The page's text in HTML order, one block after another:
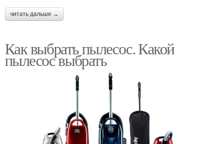
читать дальше →
Как выбрать пылесос. Какой
пылесос выбрать